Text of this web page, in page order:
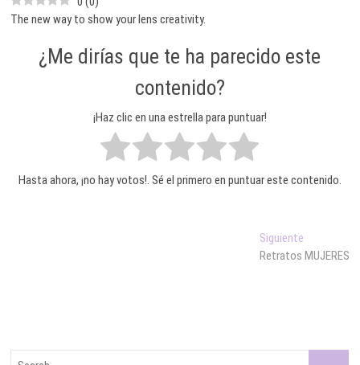
The new way to show your lens creativity.
¿Me dirías que te ha parecido este
contenido?
¡Haz clic en una estrella para puntuar!
Hasta ahora, ¡no hay votos!. Sé el primero en puntuar este contenido.
SiguienteEntrada
siguiente:
Retratos MUJERES